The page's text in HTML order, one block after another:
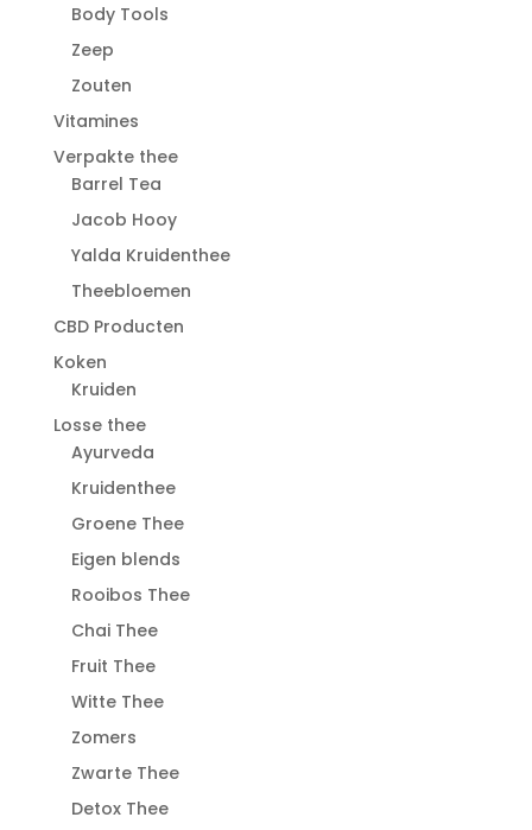
Body Tools
Zeep
Zouten
Vitamines
Verpakte thee
Barrel Tea
Jacob Hooy
Yalda Kruidenthee
Theebloemen
CBD Producten
Koken
Kruiden
Losse thee
Ayurveda
Kruidenthee
Groene Thee
Eigen blends
Rooibos Thee
Chai Thee
Fruit Thee
Witte Thee
Zomers
Zwarte Thee
Detox Thee